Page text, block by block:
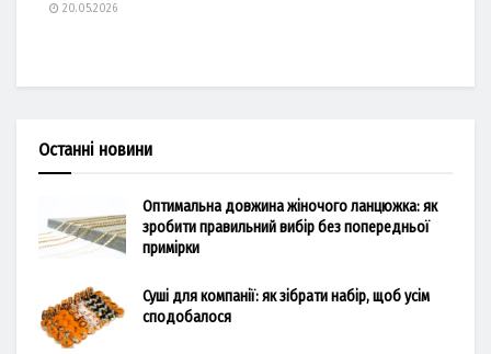
20.05.2026
Останні новини
Оптимальна довжина жіночого ланцюжка: як
зробити правильний вибір без попередньої
примірки
Суші для компанії: як зібрати набір, щоб усім
сподобалося